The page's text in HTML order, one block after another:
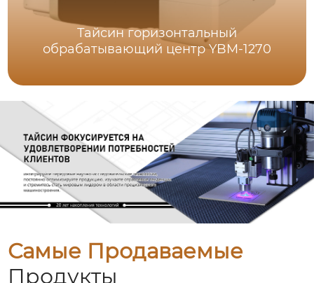
Тайсин горизонтальный
обрабатывающий центр YBM-1270
Самые Продаваемые
Продукты